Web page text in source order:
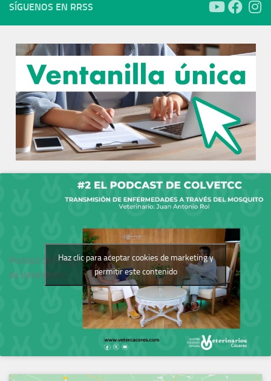
SÍGUENOS EN RRSS
Podcast del Colegio
de Veterinarios
Haz clic para aceptar cookies de marketing y
permitir este contenido